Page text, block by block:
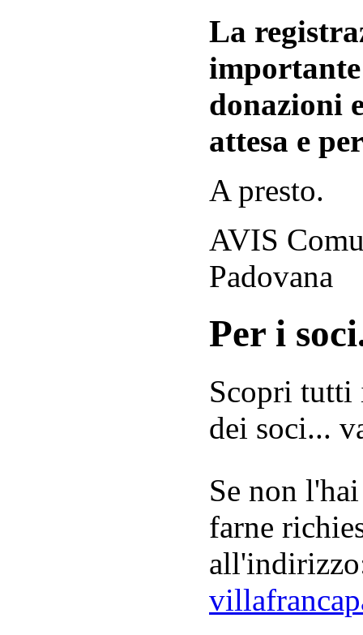
La
donazioni
attesa e
A presto.
AVIS
Padovana
Per i
Scopri tutti
dei soci...
Se non
farne